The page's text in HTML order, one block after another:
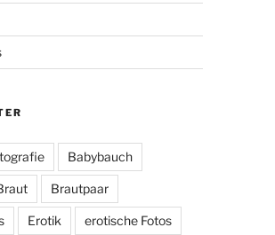
Babybauch
Brautpaar
Erotik erotische Fotos